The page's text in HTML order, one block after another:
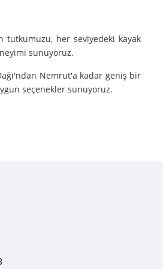
tutkumuzu, her seviyedeki kayak
sunuyoruz.
Nemrut'a kadar geniş bir
seçenekler sunuyoruz.